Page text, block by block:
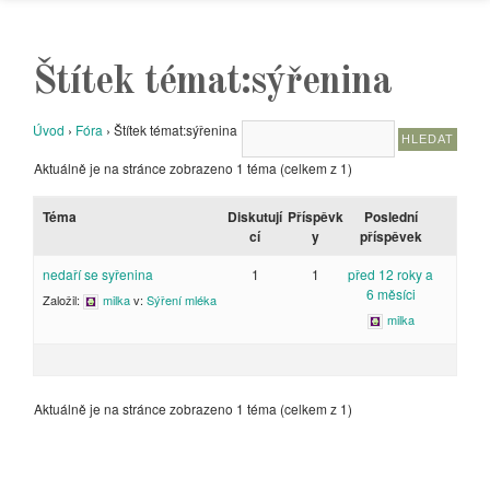
Štítek témat:sýřenina
Úvod › Fóra › Štítek témat:sýřenina
Aktuálně je na stránce zobrazeno 1 téma (celkem z 1)
Téma
Diskutují
cí
Příspěvk
y
Poslední
příspěvek
nedaří se syřenina
Založil: milkav: Sýření mléka
1 1
před 12 roky a
6 měsíci
milka
Aktuálně je na stránce zobrazeno 1 téma (celkem z 1)